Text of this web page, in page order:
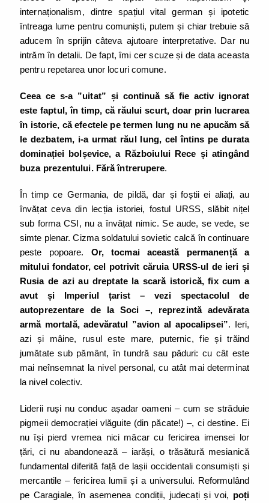
internaționalism, dintre spațiul vital german și ipotetic
întreaga lume pentru comuniști, putem și chiar trebuie să
aducem în sprijin câteva ajutoare interpretative. Dar nu
intrăm în detalii. De fapt, îmi cer scuze și de data aceasta
pentru repetarea unor locuri comune.
Ceea ce s-a ”uitat” și continuă să fie activ ignorat
este faptul, în timp, că răului scurt, doar prin lucrarea
în istorie, că efectele pe termen lung nu ne apucăm să
le dezbatem, i-a urmat răul lung, cel întins pe durata
dominației bolșevice, a Războiului Rece și atingând
buza prezentului. Fără întrerupere.
În timp ce Germania, de pildă, dar și foștii ei aliați, au
învățat ceva din lecția istoriei, fostul URSS, slăbit nițel
sub forma CSI, nu a învățat nimic. Se aude, se vede, se
simte plenar. Cizma soldatului sovietic calcă în continuare
peste popoare. Or, tocmai această permanență a
mitului fondator, cel potrivit căruia URSS-ul de ieri și
Rusia de azi au dreptate la scară istorică, fix cum a
avut și Imperiul țarist – vezi spectacolul de
autoprezentare de la Soci –, reprezintă adevărata
armă mortală, adevăratul ”avion al apocalipsei”. Ieri,
azi și mâine, rusul este mare, puternic, fie și trăind
jumătate sub pământ, în tundră sau păduri: cu cât este
mai neînsemnat la nivel personal, cu atât mai determinat
la nivel colectiv.
Liderii ruși nu conduc așadar oameni – cum se străduie
pigmeii democrației vlăguite (din păcate!) –, ci destine. Ei
nu își pierd vremea nici măcar cu fericirea imensei lor
țări, ci nu abandonează – iarăși, o trăsătură mesianică
fundamental diferită față de lașii occidentali consumiști și
mercantile – fericirea lumii și a universului. Reformulând
pe Caragiale, în asemenea condiții, judecați și voi, poți